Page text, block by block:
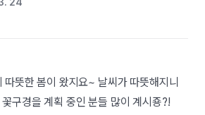
뜻한 봄이 왔지요~ 날씨가 따뜻해지니
구경을 계획 중인 분들 많이 계시죵?!